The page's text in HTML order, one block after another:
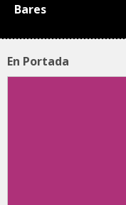
Bares
En Portada